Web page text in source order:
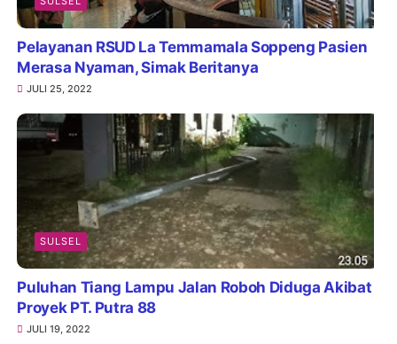
SULSEL
Pelayanan RSUD La Temmamala Soppeng Pasien
Merasa Nyaman, Simak Beritanya
JULI 25, 2022